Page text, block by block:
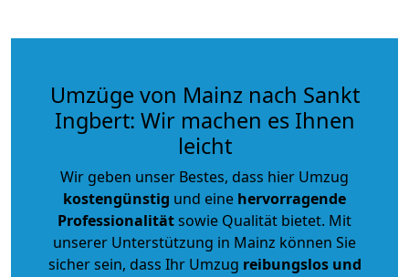
Umzüge von Mainz nach Sankt
Ingbert: Wir machen es Ihnen
leicht
Wir geben unser Bestes, dass hier Umzug
kostengünstig und eine hervorragende
Professionalitätsowie Qualität bietet. Mit
unserer Unterstützung in Mainz können Sie
sicher sein, dass Ihr Umzug reibungslos und